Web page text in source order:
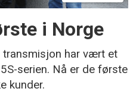
i Norge
transmisjon har vært et
serien. Nå er de første
kunder.